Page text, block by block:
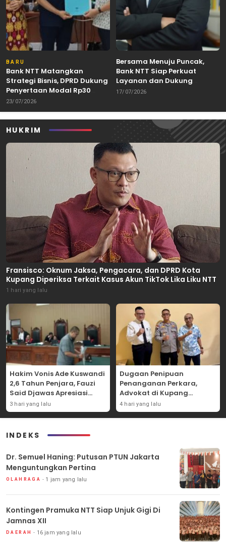
BARU
Bank NTT Matangkan
Strategi Bisnis, DPRD Dukung
Penyertaan Modal Rp30
Miliar
23/07/2026
Bersama Menuju Puncak,
Bank NTT Siap Perkuat
Layanan dan Dukung
Pertumbuhan Ekonomi NTT
17/07/2026
HUKRIM
Fransisco: Oknum Jaksa, Pengacara, dan DPRD Kota
Kupang Diperiksa Terkait Kasus Akun TikTok Lika Liku NTT
1 hari yang lalu
Hakim Vonis Ade Kuswandi
2,6 Tahun Penjara, Fauzi
Said Djawas Apresiasi
Putusan
3 hari yang lalu
Dugaan Penipuan
Penanganan Perkara,
Advokat di Kupang
Dilaporkan ke Polda NTT
4 hari yang lalu
INDEKS
Dr. Semuel Haning: Putusan PTUN Jakarta
Menguntungkan Pertina
OLAHRAGA 1 jam yang lalu
Kontingen Pramuka NTT Siap Unjuk Gigi Di
Jamnas XII
DAERAH 16 jam yang lalu